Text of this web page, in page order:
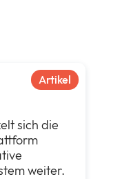
sich die
weiter.
Artikel